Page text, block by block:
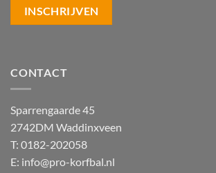
CONTACT
Sparrengaarde 45
2742DM Waddinxveen
T: 0182-202058
E: info@pro-korfbal.nl